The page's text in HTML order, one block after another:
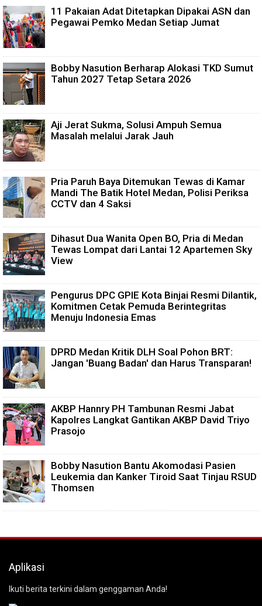
11 Pakaian Adat Ditetapkan Dipakai ASN dan
Pegawai Pemko Medan Setiap Jumat
Bobby Nasution Berharap Alokasi TKD Sumut
Tahun 2027 Tetap Setara 2026
Aji Jerat Sukma, Solusi Ampuh Semua
Masalah melalui Jarak Jauh
Pria Paruh Baya Ditemukan Tewas di Kamar
Mandi The Batik Hotel Medan, Polisi Periksa
CCTV dan 4 Saksi
Dihasut Dua Wanita Open BO, Pria di Medan
Tewas Lompat dari Lantai 12 Apartemen Sky
View
Pengurus DPC GPIE Kota Binjai Resmi Dilantik,
Komitmen Cetak Pemuda Berintegritas
Menuju Indonesia Emas
DPRD Medan Kritik DLH Soal Pohon BRT:
Jangan 'Buang Badan' dan Harus Transparan!
AKBP Hannry PH Tambunan Resmi Jabat
Kapolres Langkat Gantikan AKBP David Triyo
Prasojo
Bobby Nasution Bantu Akomodasi Pasien
Leukemia dan Kanker Tiroid Saat Tinjau RSUD
Thomsen
Aplikasi
Ikuti berita terkini dalam genggaman Anda!